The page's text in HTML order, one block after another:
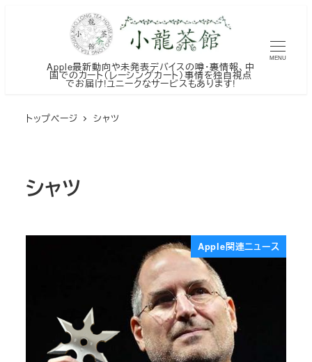
Apple最新動向や未発表デバイスの噂・裏情報、中
国でのカート（レーシングカート）事情を独自視点
でお届け!ユニークなサービスもあります!
MENU
トップページ シャツ
シャツ
Apple関連ニュース